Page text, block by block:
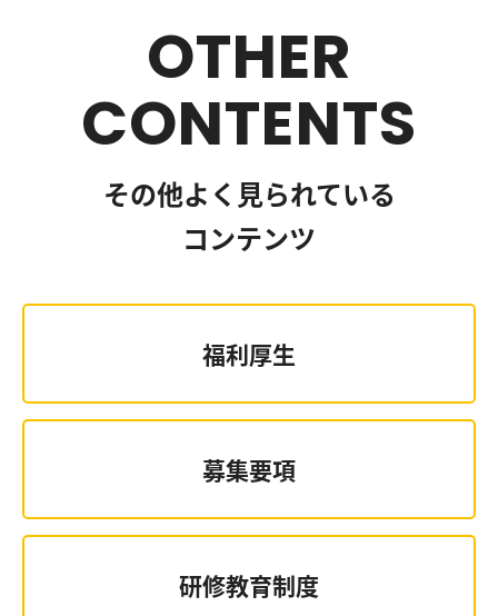
その他よく見られている
コンテンツ
福利厚生
募集要項
研修教育制度